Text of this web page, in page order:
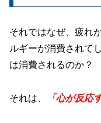
それではなぜ、疲れ
ルギーが消費されて
は消費されるのか？
それは、 「心が反応